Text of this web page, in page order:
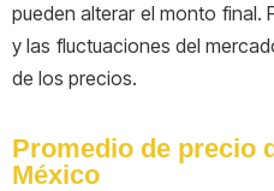
pueden alterar el monto final.
y las fluctuaciones del
de los precios.
Promedio de precio
México